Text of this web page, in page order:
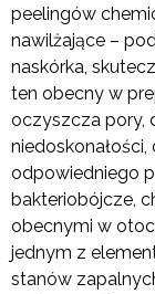
peelingów
nawilżające –
naskórka,
ten obecny w
oczyszcza pory,
odpowiedniego
bakteriobójcze,
obecnymi w
jednym z
stanów